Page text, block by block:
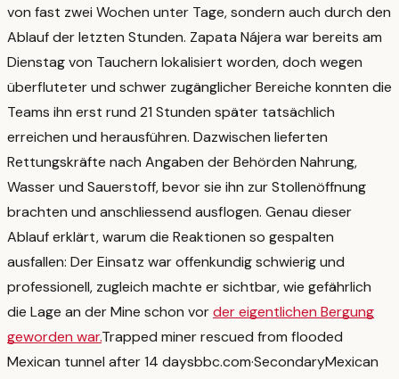
von fast zwei Wochen unter Tage, sondern auch durch den
Ablauf der letzten Stunden. Zapata Nájera war bereits am
Dienstag von Tauchern lokalisiert worden, doch wegen
überfluteter und schwer zugänglicher Bereiche konnten die
Teams ihn erst rund 21 Stunden später tatsächlich
erreichen und herausführen. Dazwischen lieferten
Rettungskräfte nach Angaben der Behörden Nahrung,
Wasser und Sauerstoff, bevor sie ihn zur Stollenöffnung
brachten und anschliessend ausflogen. Genau dieser
Ablauf erklärt, warum die Reaktionen so gespalten
ausfallen: Der Einsatz war offenkundig schwierig und
professionell, zugleich machte er sichtbar, wie gefährlich
die Lage an der Mine schon vorder eigentlichen Bergung
geworden war.Trapped miner rescued from flooded
Mexican tunnel after 14 daysbbc.com·SecondaryMexican